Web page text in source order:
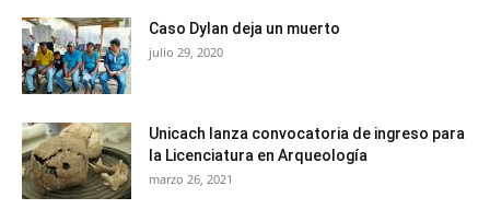
Caso Dylan deja un muerto
julio 29, 2020
Unicach lanza convocatoria de ingreso para
la Licenciatura en Arqueología
marzo 26, 2021